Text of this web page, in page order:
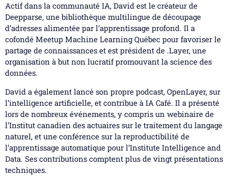
Actif dans la communauté IA, David est le créateur de
Deepparse, une bibliothèque multilingue de découpage
d’adresses alimentée par l’apprentissage profond. Il a
cofondé Meetup Machine Learning Québec pour favoriser le
partage de connaissances et est président de .Layer, une
organisation à but non lucratif promouvant la science des
données.
David a également lancé son propre podcast, OpenLayer, sur
l’intelligence artificielle, et contribue à IA Café. Il a présenté
lors de nombreux événements, y compris un webinaire de
l’Institut canadien des actuaires sur le traitement du langage
naturel, et une conférence sur la reproductibilité de
l’apprentissage automatique pour l’Institute Intelligence and
Data. Ses contributions comptent plus de vingt présentations
techniques.